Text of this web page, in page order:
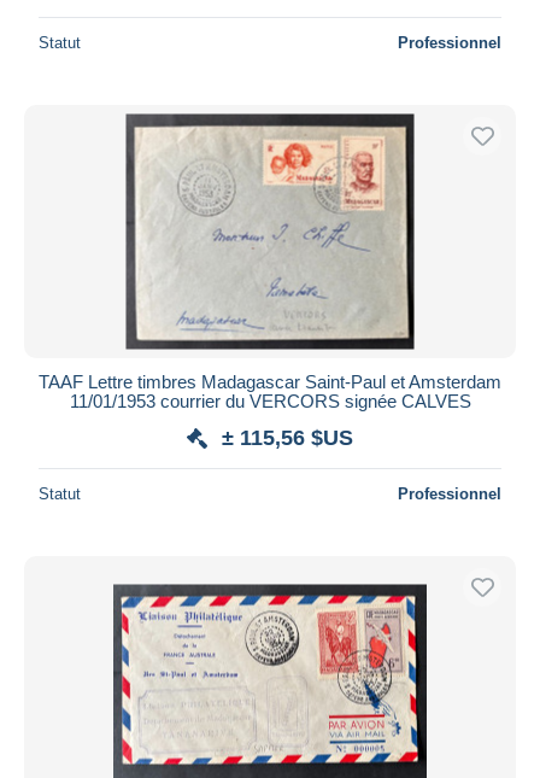
Statut Professionnel
TAAF Lettre timbres Madagascar Saint-Paul et Amsterdam
11/01/1953 courrier du VERCORS signée CALVES
± 115,56 $US
Statut Professionnel